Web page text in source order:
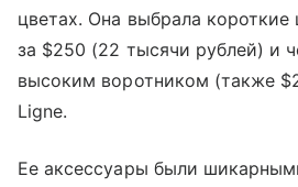
цветах. Она выбрала
за $250 (22 тысячи рублей) и
высоким воротником (также
Ligne.
Ее аксессуары были